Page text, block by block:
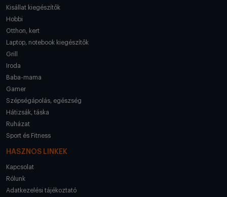
Kisállat kiegészítők
Hobbi
Otthon, kert
Laptop, notebook kiegészítők
Grill
Iroda
Baba-mama
Gamer
Szépségápolás, egészség
Hátizsák, táska
Ruházat
Sport és Fitness
HASZNOS LINKEK
Kapcsolat
Rólunk
Adatkezelési tájékoztató